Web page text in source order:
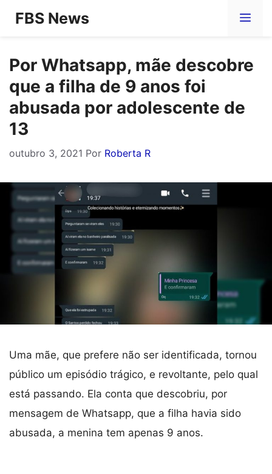
Pular
conteúdo
FBS News
Por Whatsapp, mãe descobre
que a filha de 9 anos foi
abusada por adolescente de
13
outubro 3, 2021 Por Roberta R
Uma mãe, que prefere não ser identificada, tornou
público um episódio trágico, e revoltante, pelo qual
está passando. Ela conta que descobriu, por
mensagem de Whatsapp, que a filha havia sido
abusada, a menina tem apenas 9 anos.